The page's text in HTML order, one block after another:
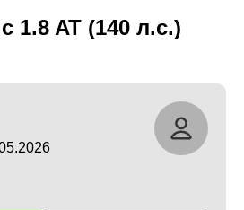
1.8 AT (140 л.с.)